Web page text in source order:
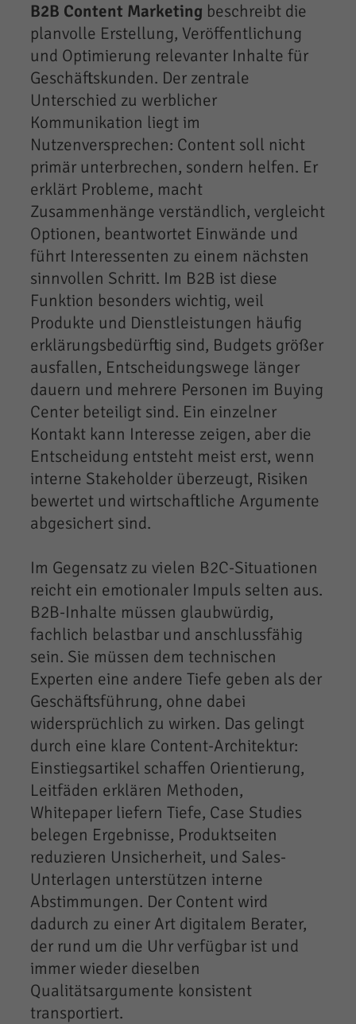
B2B Content Marketing beschreibt die
planvolle Erstellung, Veröffentlichung
und Optimierung relevanter Inhalte für
Geschäftskunden. Der zentrale
Unterschied zu werblicher
Kommunikation liegt im
Nutzenversprechen: Content soll nicht
primär unterbrechen, sondern helfen. Er
erklärt Probleme, macht
Zusammenhänge verständlich, vergleicht
Optionen, beantwortet Einwände und
führt Interessenten zu einem nächsten
sinnvollen Schritt. Im B2B ist diese
Funktion besonders wichtig, weil
Produkte und Dienstleistungen häufig
erklärungsbedürftig sind, Budgets größer
ausfallen, Entscheidungswege länger
dauern und mehrere Personen im Buying
Center beteiligt sind. Ein einzelner
Kontakt kann Interesse zeigen, aber die
Entscheidung entsteht meist erst, wenn
interne Stakeholder überzeugt, Risiken
bewertet und wirtschaftliche Argumente
abgesichert sind.
Im Gegensatz zu vielen B2C-Situationen
reicht ein emotionaler Impuls selten aus.
B2B-Inhalte müssen glaubwürdig,
fachlich belastbar und anschlussfähig
sein. Sie müssen dem technischen
Experten eine andere Tiefe geben als der
Geschäftsführung, ohne dabei
widersprüchlich zu wirken. Das gelingt
durch eine klare Content-Architektur:
Einstiegsartikel schaffen Orientierung,
Leitfäden erklären Methoden,
Whitepaper liefern Tiefe, Case Studies
belegen Ergebnisse, Produktseiten
reduzieren Unsicherheit, und Sales-
Unterlagen unterstützen interne
Abstimmungen. Der Content wird
dadurch zu einer Art digitalem Berater,
der rund um die Uhr verfügbar ist und
immer wieder dieselben
Qualitätsargumente konsistent
transportiert.